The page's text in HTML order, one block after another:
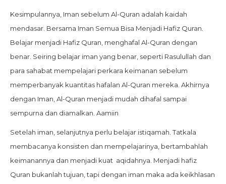
Kesimpulannya, Iman sebelum Al-Quran adalah kaidah
mendasar. Bersama Iman Semua Bisa Menjadi Hafiz Quran.
Belajar menjadi Hafiz Quran, menghafal Al-Quran dengan
benar. Seiring belajar iman yang benar, seperti Rasulullah dan
para sahabat mempelajari perkara keimanan sebelum
memperbanyak kuantitas hafalan Al-Quran mereka. Akhirnya
dengan Iman, Al-Quran menjadi mudah dihafal sampai
sempurna dan diamalkan. Aamiin
Setelah iman, selanjutnya perlu belajar istiqamah. Tatkala
membacanya konsisten dan mempelajarinya, bertambahlah
keimanannya dan menjadi kuat aqidahnya. Menjadi hafiz
Quran bukanlah tujuan, tapi dengan iman maka ada keikhlasan